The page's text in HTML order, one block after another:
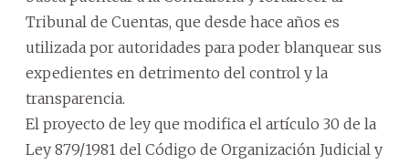
Tribunal de Cuentas, que desde hace años es
utilizada por autoridades para poder blanquear sus
expedientes en detrimento del control y la
transparencia.
El proyecto de ley que modifica el artículo 30 de la
Ley 879/1981 del Código de Organización Judicial y